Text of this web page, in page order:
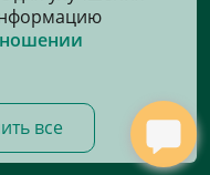
этом.
центр по
все